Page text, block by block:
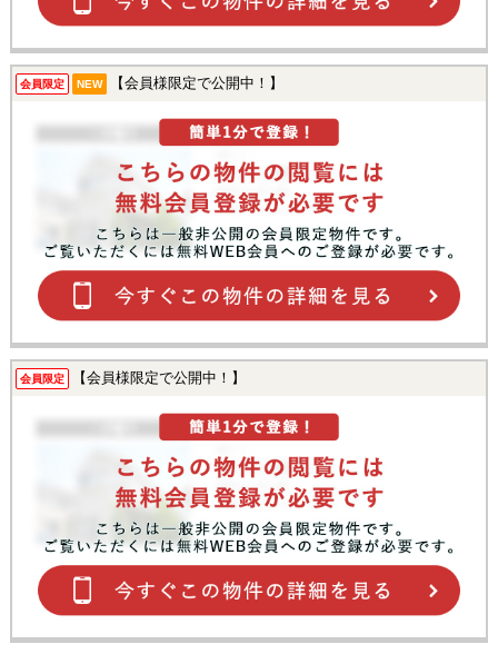
会員限定 NEW 【会員様限定で公開中！】
会員限定 【会員様限定で公開中！】